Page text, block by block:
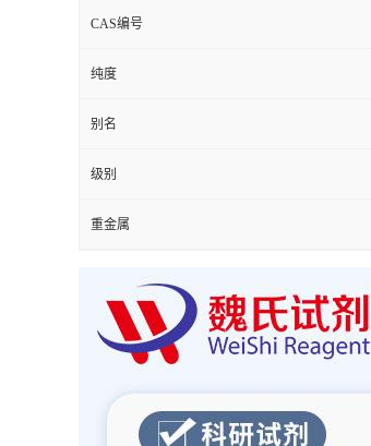
CAS编号
纯度
别名
级别
重金属